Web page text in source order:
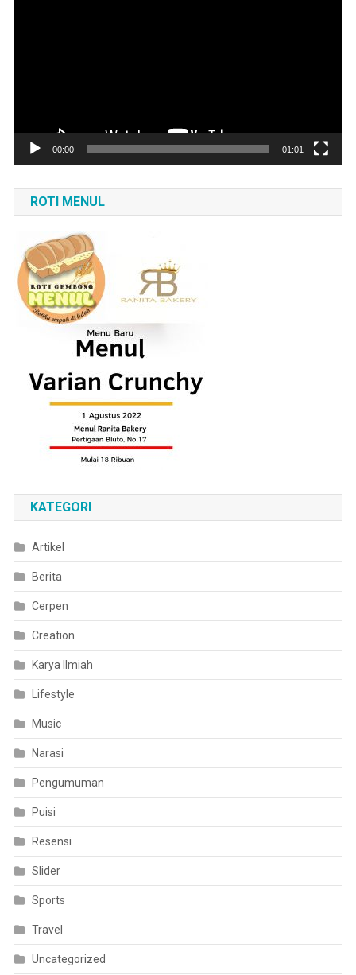
00:00 01:01
ROTI MENUL
KATEGORI
Artikel
Berita
Cerpen
Creation
Karya Ilmiah
Lifestyle
Music
Narasi
Pengumuman
Puisi
Resensi
Slider
Sports
Travel
Uncategorized